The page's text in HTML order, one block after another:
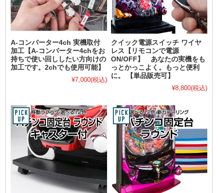
A-コンバーター4ch 実機取付
加工【A-コンバーター4chをお
持ちで使い回ししたい方向けの
加工です。2chでも使用可能】
¥7,000(税込)
クイック電源スイッチ ワイヤ
レス【リモコンで電源
ON/OFF】 あなたの実機をも
っとかっこよく。もっと便利
に。 【単品販売可】
¥8,800(税込)